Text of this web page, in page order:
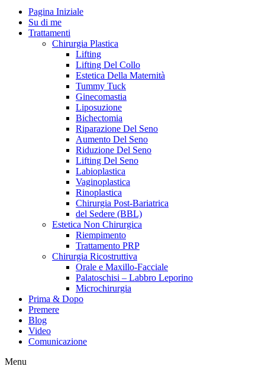
Pagina Iniziale
Su di me
Trattamenti
Chirurgia Plastica
Lifting
Lifting Del Collo
Estetica Della Maternità
Tummy Tuck
Ginecomastia
Liposuzione
Bichectomia
Riparazione Del Seno
Aumento Del Seno
Riduzione Del Seno
Lifting Del Seno
Labioplastica
Vaginoplastica
Rinoplastica
Chirurgia Post-Bariatrica
del Sedere (BBL)
Estetica Non Chirurgica
Riempimento
Trattamento PRP
Chirurgia Ricostruttiva
Orale e Maxillo-Facciale
Palatoschisi – Labbro Leporino
Microchirurgia
Prima & Dopo
Premere
Blog
Video
Comunicazione
Menu